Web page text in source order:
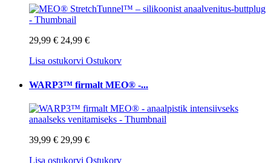
29,99 € 24,99 €
Lisa ostukorvi Ostukorv
WARP3™ firmalt MEO® -...
39,99 € 29,99 €
Lisa ostukorvi Ostukorv